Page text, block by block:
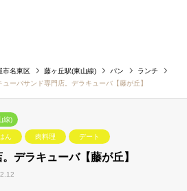
市名東区 藤ヶ丘駅(東山線) パン
ランチ
ューバサンド専門店。デラキューバ【藤が丘】
線)
ん 肉料理 デート
デラキューバ【藤が丘】